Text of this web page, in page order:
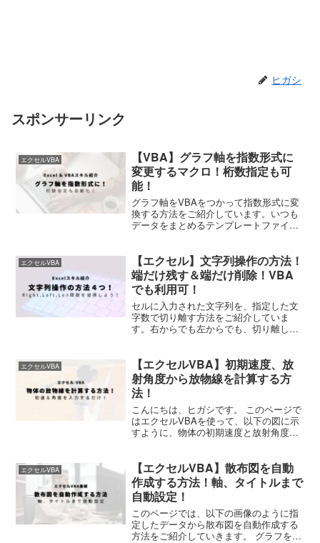
ヒガシ
スポンサーリンク
エクセルVBA
【VBA】グラフ軸を指数形式に
変更するマクロ！桁数指定も可
能！
グラフ軸をVBAをつかって指数形式に変
換する方法をご紹介しています。いつも
データをまとめるテンプレートファイル
エクセルVBA
【エクセル】文字列操作の方法！
端だけ残す＆端だけ削除！VBA
でも利用可！
セルに入力された文字列を、指定した文
字数で切り離す方法をご紹介していま
す。右からでも左からでも、切り離し可
エクセルVBA
【エクセルVBA】初期速度、放
射角度から放物線を計算する方
法！
こんにちは、ヒガシです。 このページで
はエクセルVBAを使って、以下の図に示
すように、物体の初期速度と放射角度か
に計算できるようになっていますので、
ぜひご活用ください...
エクセルVBA
【エクセルVBA】散布図を自動
作成する方法！軸、タイトルまで
自動設定！
このページでは、以下の画像のように指
定したデータから散布図を自動作成する
方法をご紹介していきます。 グラフを作